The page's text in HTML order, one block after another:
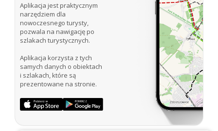
Aplikacja jest praktycznym
narzędziem dla
nowoczesnego turysty,
pozwala na nawigację po
szlakach turystycznych.
Aplikacja korzysta z tych
samych danych o obiektach
i szlakach, które są
prezentowane na stronie.